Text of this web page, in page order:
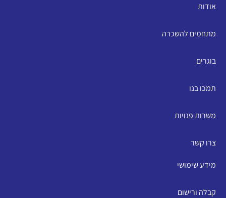
אודות
מתחמים להשכרה
בוגרים
תמכו בנו
משרות פנויות
צרו קשר
מידע שימושי
קבלה ורישום